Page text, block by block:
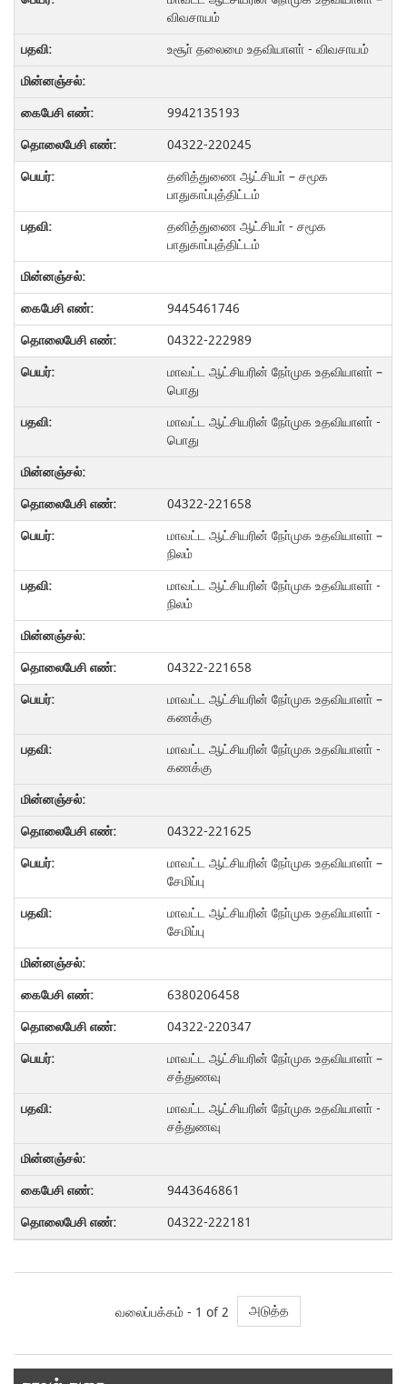
விவசாயம்
உசூா் தலைமை உதவியாளா் - விவசாயம்
9942135193
04322-220245
தனித்துணை ஆட்சியா் – சமூக
பாதுகாப்புத்திட்டம்
தனித்துணை ஆட்சியா் - சமூக
பாதுகாப்புத்திட்டம்
9445461746
04322-222989
மாவட்ட ஆட்சியரின் நோ்முக உதவியாளா் –
பொது
மாவட்ட ஆட்சியரின் நோ்முக உதவியாளா் -
பொது
04322-221658
மாவட்ட ஆட்சியரின் நோ்முக உதவியாளா் –
நிலம்
மாவட்ட ஆட்சியரின் நோ்முக உதவியாளா் -
நிலம்
04322-221658
மாவட்ட ஆட்சியரின் நோ்முக உதவியாளா் –
கணக்கு
மாவட்ட ஆட்சியரின் நோ்முக உதவியாளா் -
கணக்கு
04322-221625
மாவட்ட ஆட்சியரின் நோ்முக உதவியாளா் –
சேமிப்பு
மாவட்ட ஆட்சியரின் நோ்முக உதவியாளா் -
சேமிப்பு
6380206458
04322-220347
மாவட்ட ஆட்சியரின் நோ்முக உதவியாளா் –
சத்துணவு
மாவட்ட ஆட்சியரின் நோ்முக உதவியாளா் -
சத்துணவு
9443646861
04322-222181
வலைப்பக்கம் - 1 of 2 அடுத்த